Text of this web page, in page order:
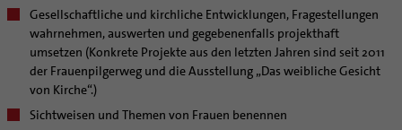
Notfall
Polizei- und Feuerwehr
Schule
Gefängnisseelsorge
Gesellschaftliche und kirchliche Entwicklungen, Fragestellungen
wahrnehmen, auswerten und gegebenenfalls projekthaft
umsetzen (Konkrete Projekte aus den letzten Jahren sind seit 2011
der Frauenpilgerweg und die Ausstellung „Das weibliche Gesicht
von Kirche“.)
Sichtweisen und Themen von Frauen benennen